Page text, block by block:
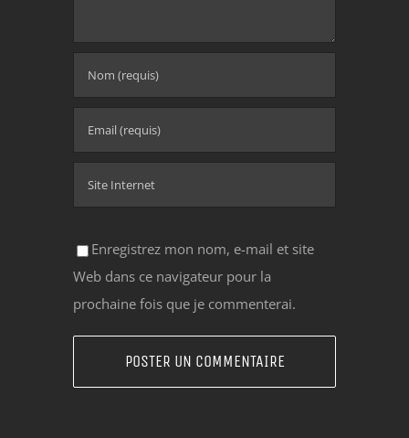
Enregistrez mon nom, e-mail et site
Web dans ce navigateur pour la
prochaine fois que je commenterai.